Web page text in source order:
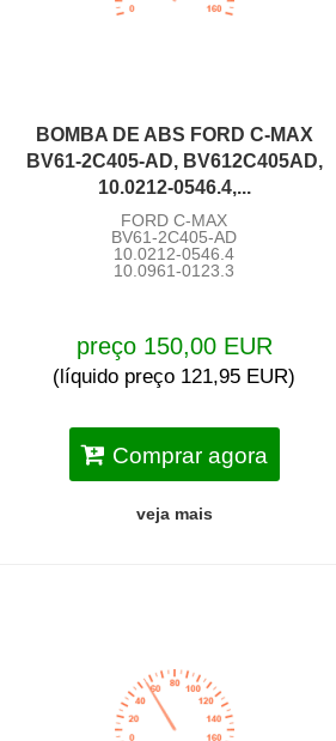
BOMBA DE ABS FORD C-MAX
BV61-2C405-AD, BV612C405AD,
10.0212-0546.4,...
FORD C-MAX
BV61-2C405-AD
10.0212-0546.4
10.0961-0123.3
preço 150,00 EUR
(líquido preço 121,95 EUR)
Comprar agora
veja mais